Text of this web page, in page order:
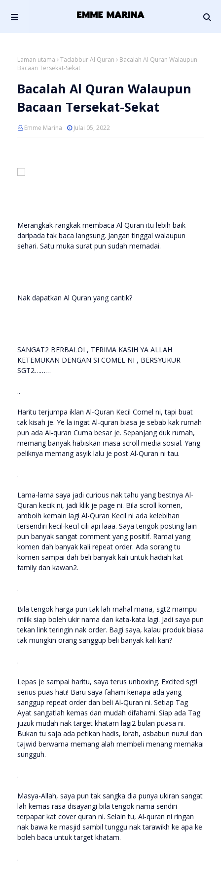
Laman utama Tadabbur Al Quran
Bacalah Al Quran Walaupun
Bacaan Tersekat-Sekat
Bacalah Al Quran Walaupun
Bacaan Tersekat-Sekat
Emme Marina Julai 05, 2022
Merangkak-rangkak membaca Al Quran itu lebih baik
daripada tak baca langsung. Jangan tinggal walaupun
sehari. Satu muka surat pun sudah memadai.
Nak dapatkan Al Quran yang cantik?
SANGAT2 BERBALOI , TERIMA KASIH YA ALLAH
KETEMUKAN DENGAN SI COMEL NI , BERSYUKUR
SGT2………
..
Haritu terjumpa iklan Al-Quran Kecil Comel ni, tapi buat
tak kisah je. Ye la ingat Al-quran biasa je sebab kak rumah
pun ada Al-quran Cuma besar je. Sepanjang duk rumah,
memang banyak habiskan masa scroll media sosial. Yang
peliknya memang asyik lalu je post Al-Quran ni tau.
.
Lama-lama saya jadi curious nak tahu yang bestnya Al-
Quran kecik ni, jadi klik je page ni. Bila scroll komen,
amboih kemain lagi Al-Quran Kecil ni ada kelebihan
tersendiri kecil-kecil cili api laaa. Saya tengok posting lain
pun banyak sangat comment yang positif. Ramai yang
komen dah banyak kali repeat order. Ada sorang tu
komen sampai dah beli banyak kali untuk hadiah kat
family dan kawan2.
.
Bila tengok harga pun tak lah mahal mana, sgt2 mampu
milik siap boleh ukir nama dan kata-kata lagi. Jadi saya pun
tekan link teringin nak order. Bagi saya, kalau produk biasa
tak mungkin orang sanggup beli banyak kali kan?
.
Lepas je sampai haritu, saya terus unboxing. Excited sgt!
serius puas hati! Baru saya faham kenapa ada yang
sanggup repeat order dan beli Al-Quran ni. Setiap Tag
Ayat sangatlah kemas dan mudah difahami. Siap ada Tag
juzuk mudah nak target khatam lagi2 bulan puasa ni.
Bukan tu saja ada petikan hadis, ibrah, asbabun nuzul dan
tajwid berwarna memang alah membeli menang memakai
sungguh.
.
Masya-Allah, saya pun tak sangka dia punya ukiran sangat
lah kemas rasa disayangi bila tengok nama sendiri
terpapar kat cover quran ni. Selain tu, Al-quran ni ringan
nak bawa ke masjid sambil tunggu nak tarawikh ke apa ke
boleh baca untuk target khatam.
.